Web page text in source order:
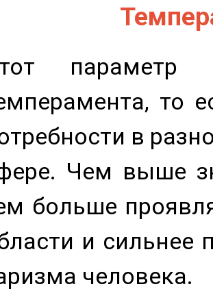
параметр
то
в
Чем выше
больше
и сильнее
человека.